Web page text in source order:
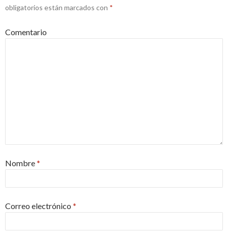
obligatorios están marcados con *
Comentario
Nombre*
Correo electrónico *